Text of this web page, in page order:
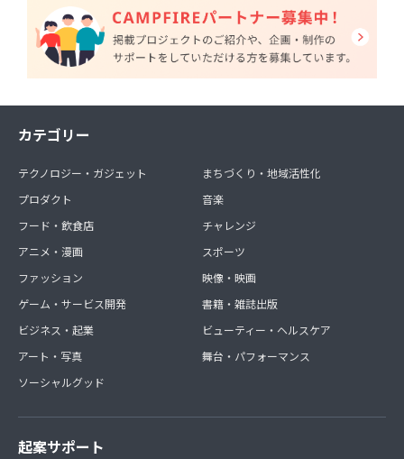
カテゴリー
テクノロジー・ガジェット
プロダクト
フード・飲食店
アニメ・漫画
ファッション
ゲーム・サービス開発
ビジネス・起業
アート・写真
ソーシャルグッド
まちづくり・地域活性化
音楽
チャレンジ
スポーツ
映像・映画
書籍・雑誌出版
ビューティー・ヘルスケア
舞台・パフォーマンス
起案サポート